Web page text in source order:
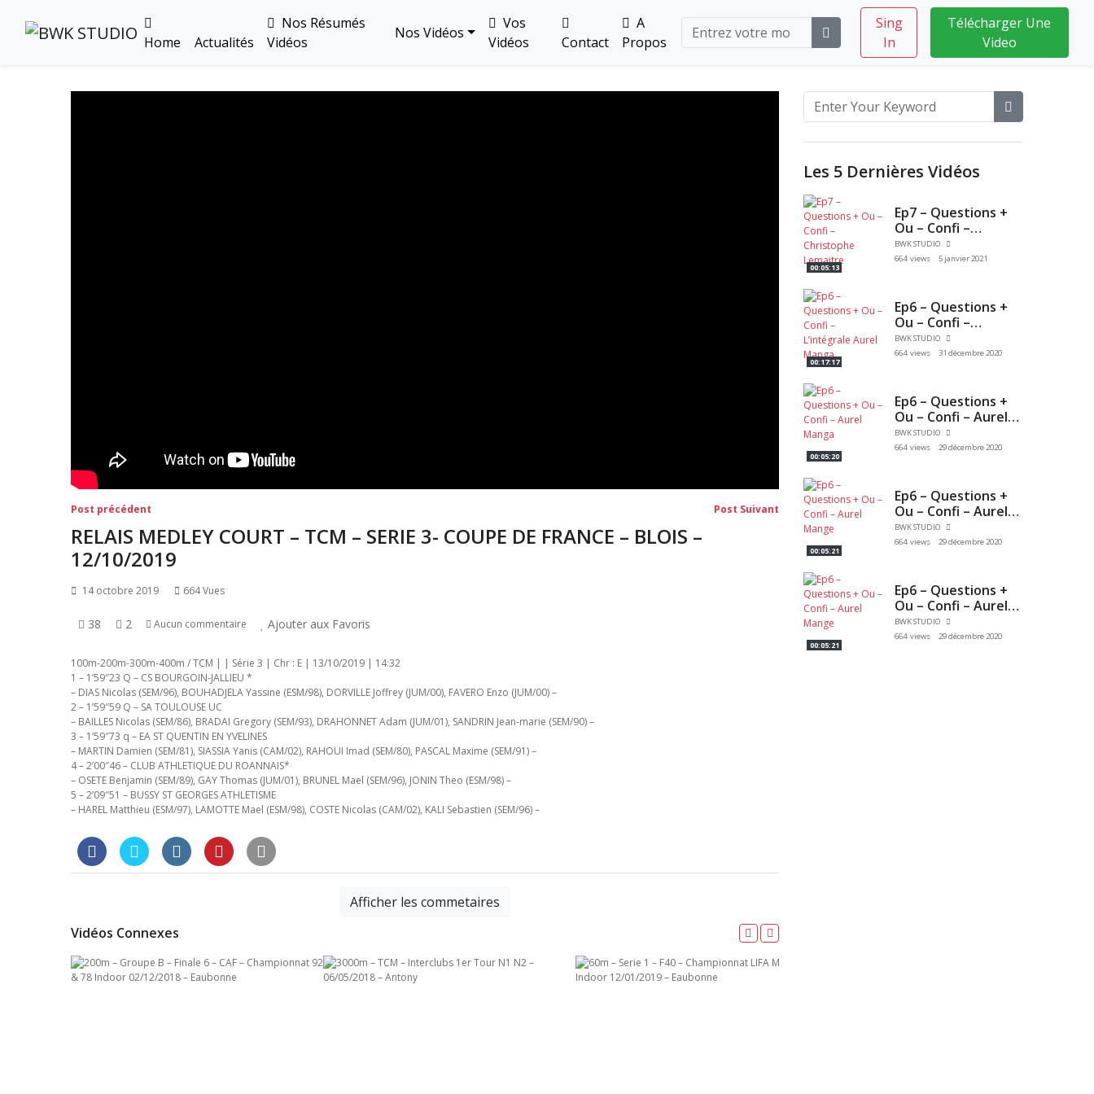
Home Actualités
Nos Résumés
Vidéos
Nos Vidéos
Vos
Vidéos
Contact
A
Propos
Sing
In
Télécharger Une
Video
Navigation
de
l’article
Post précédent Post Suivant
suivant:
RELAIS MEDLEY COURT – TCM – SERIE 3- COUPE DE FRANCE – BLOIS –
12/10/2019
14 octobre 2019 664 Vues
38 2 Aucun commentaire Ajouter aux Favoris
100m-200m-300m-400m / TCM | | Série 3 | Chr : E | 13/10/2019 | 14:32
1 – 1’59″23 Q – CS BOURGOIN-JALLIEU *
– DIAS Nicolas (SEM/96), BOUHADJELA Yassine (ESM/98), DORVILLE Joffrey (JUM/00), FAVERO Enzo (JUM/00) –
2 – 1’59″59 Q – SA TOULOUSE UC
– BAILLES Nicolas (SEM/86), BRADAI Gregory (SEM/93), DRAHONNET Adam (JUM/01), SANDRIN Jean-marie (SEM/90) –
3 – 1’59″73 q – EA ST QUENTIN EN YVELINES
– MARTIN Damien (SEM/81), SIASSIA Yanis (CAM/02), RAHOUI Imad (SEM/80), PASCAL Maxime (SEM/91) –
4 – 2’00″46 – CLUB ATHLETIQUE DU ROANNAIS*
– OSETE Benjamin (SEM/89), GAY Thomas (JUM/01), BRUNEL Mael (SEM/96), JONIN Theo (ESM/98) –
5 – 2’09″51 – BUSSY ST GEORGES ATHLETISME
– HAREL Matthieu (ESM/97), LAMOTTE Mael (ESM/98), COSTE Nicolas (CAM/02), KALI Sebastien (SEM/96) –
Afficher les commetaires
Vidéos Connexes
Les 5 Dernières Vidéos
00:05:13
Ep7 – Questions +
Ou – Confi –
Christophe
Lemaitre
BWK STUDIO
664 views
5 janvier 2021
00:17:17
Ep6 – Questions +
Ou – Confi –
L’intégrale Aurel
Manga
BWK STUDIO
664 views
31 décembre 2020
00:05:20
Ep6 – Questions +
Ou – Confi – Aurel
Manga
BWK STUDIO
664 views
29 décembre 2020
00:05:21
Ep6 – Questions +
Ou – Confi – Aurel
Mange
BWK STUDIO
664 views
29 décembre 2020
00:05:21
Ep6 – Questions +
Ou – Confi – Aurel
Mange
BWK STUDIO
664 views
29 décembre 2020